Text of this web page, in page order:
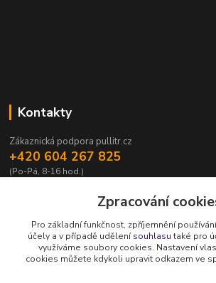
Kontakty
Zákaznická podpora pullitr.cz
+420 604 267 825
(Po-Pá, 8-16 hod.)
Zpracování
Pro základní funkčnost, zpříjemnění
účely a v případě udělenísouhlasutaké pro
využíváme soubory cookies. Nastavení
cookies můžete kdykoli upravit odkazem ve